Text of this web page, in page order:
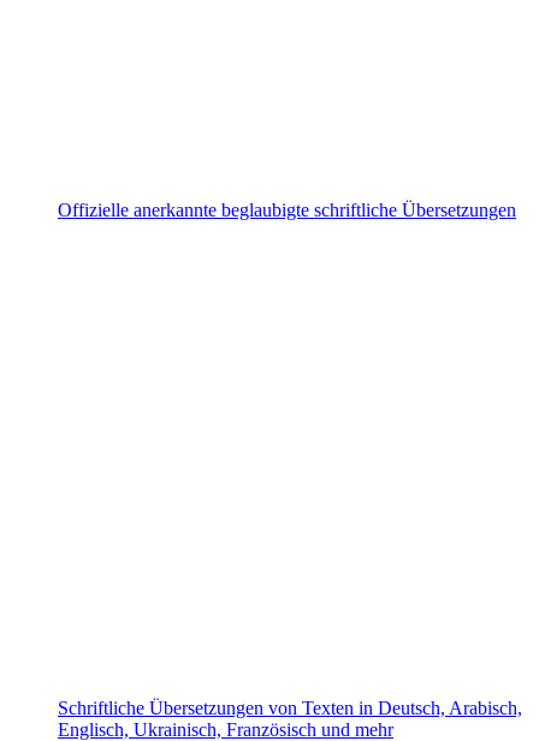
Offizielle anerkannte beglaubigte schriftliche Übersetzungen
Schriftliche Übersetzungen von Texten in Deutsch, Arabisch,
Englisch, Ukrainisch, Französisch und mehr